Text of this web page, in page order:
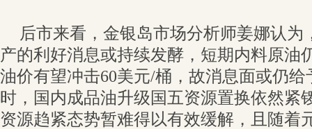
后市来看，金银岛市场分析师姜娜认为
产的利好消息或持续发酵，短期内料原油
油价有望冲击60美元/桶，故消息面或仍
时，国内成品油升级国五资源置换依然紧
资源趋紧态势暂难得以有效缓解，且随着